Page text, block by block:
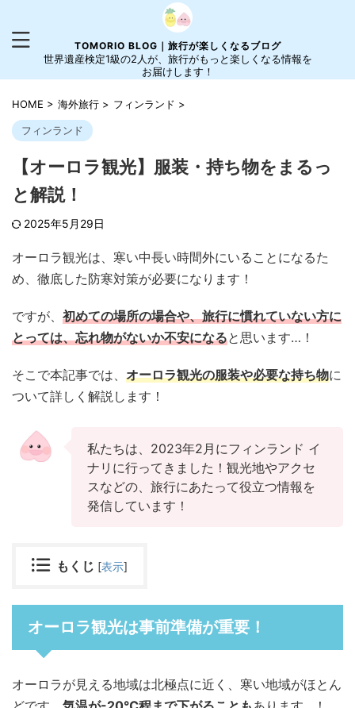
TOMORIO BLOG｜旅行が楽しくなるブログ
世界遺産検定1級の2人が、旅行がもっと楽しくなる情報を
お届けします！
HOME > 海外旅行 > フィンランド >
フィンランド
【オーロラ観光】服装・持ち物をまるっ
と解説！
2025年5月29日
オーロラ観光は、寒い中長い時間外にいることになるた
め、徹底した防寒対策が必要になります！
ですが、 初めての場所の場合や、旅行に慣れていない方に
とっては、忘れ物がないか不安になると思います…！
そこで本記事では、 オーロラ観光の服装や必要な持ち物に
ついて詳しく解説します！
私たちは、2023年2月にフィンランド イ
ナリに行ってきました！観光地やアクセ
スなどの、旅行にあたって役立つ情報を
発信しています！
もくじ [表示]
オーロラ観光は事前準備が重要！
オーロラが見える地域は北極点に近く、寒い地域がほとん